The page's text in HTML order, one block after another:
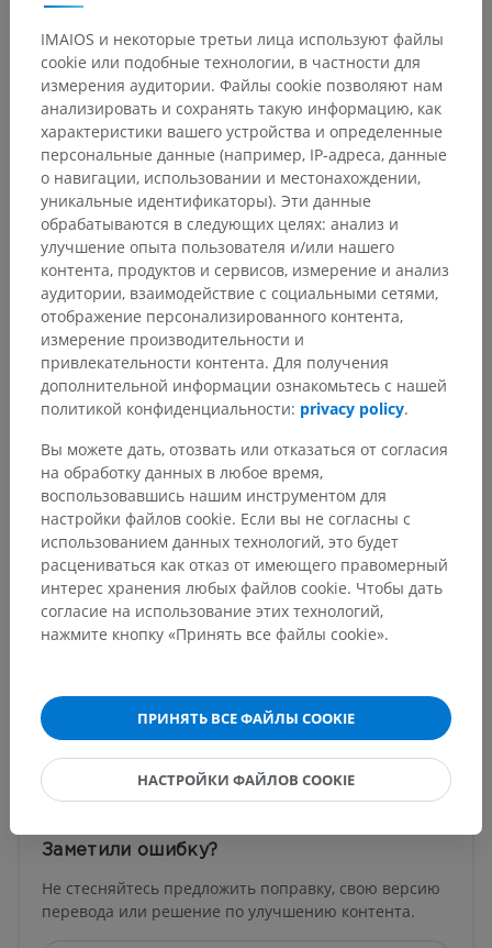
Анатомическая иерархия
Анатомия человека 1
Системная анатомия> Нервная система>
Центральная нервная система> Головной мозг>
Средний мозг> Ножка мозга>
Покрышка среднего мозга> Серое вещество
Основные структуры:
Среднемозговое ядро тройничного нерва
Ядро глазодвигательного нерва
Ядро глазодвигательного нерва: Добавочные
ядра глазодвигательного нерва
Интерстициальное ядро
Центральное предкомиссуральное ядро
Ядро задней спайки
Межножковое ядро
Добавочные ядра зрительного тракта
Показать больше
Переводы
Заметили ошибку?
Не стесняйтесь предложить поправку, свою версию
перевода или решение по улучшению контента.
IMAIOS и некоторые третьи лица используют файлы
cookie или подобные технологии, в частности для
измерения аудитории. Файлы cookie позволяют нам
анализировать и сохранять такую информацию, как
характеристики вашего устройства и определенные
персональные данные (например, IP-адреса, данные
о навигации, использовании и местонахождении,
уникальные идентификаторы). Эти данные
обрабатываются в следующих целях: анализ и
улучшение опыта пользователя и/или нашего
контента, продуктов и сервисов, измерение и анализ
аудитории, взаимодействие с социальными сетями,
отображение персонализированного контента,
измерение производительности и
привлекательности контента. Для получения
дополнительной информации ознакомьтесь с нашей
политикой конфиденциальности: privacy policy.
Вы можете дать, отозвать или отказаться от согласия
на обработку данных в любое время,
воспользовавшись нашим инструментом для
настройки файлов cookie. Если вы не согласны с
использованием данных технологий, это будет
расцениваться как отказ от имеющего правомерный
интерес хранения любых файлов cookie. Чтобы дать
согласие на использование этих технологий,
нажмите кнопку «Принять все файлы cookie».
ПРИНЯТЬ ВСЕ ФАЙЛЫ COOKIE
НАСТРОЙКИ ФАЙЛОВ COOKIE